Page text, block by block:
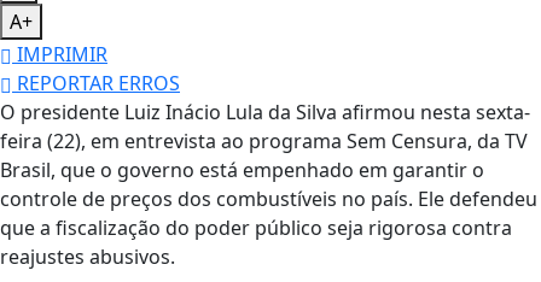
A+
IMPRIMIR
REPORTAR ERROS
O presidente Luiz Inácio Lula da Silva afirmou nesta sexta-
feira (22), em entrevista ao programa Sem Censura, da TV
Brasil, que o governo está empenhado em garantir o
controle de preços dos combustíveis no país. Ele defendeu
que a fiscalização do poder público seja rigorosa contra
reajustes abusivos.